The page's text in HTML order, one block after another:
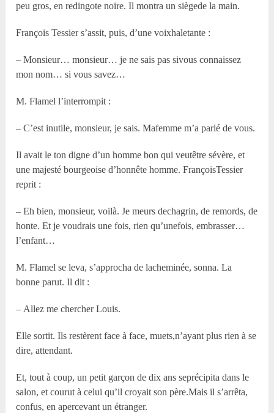
peu gros, en redingote noire. Il montra un siègede la main.
François Tessier s’assit, puis, d’une voixhaletante :
– Monsieur… monsieur… je ne sais pas sivous connaissez
mon nom… si vous savez…
M. Flamel l’interrompit :
– C’est inutile, monsieur, je sais. Mafemme m’a parlé de vous.
Il avait le ton digne d’un homme bon qui veutêtre sévère, et
une majesté bourgeoise d’honnête homme. FrançoisTessier
reprit :
– Eh bien, monsieur, voilà. Je meurs dechagrin, de remords, de
honte. Et je voudrais une fois, rien qu’unefois, embrasser…
l’enfant…
M. Flamel se leva, s’approcha de lacheminée, sonna. La
bonne parut. Il dit :
– Allez me chercher Louis.
Elle sortit. Ils restèrent face à face, muets,n’ayant plus rien à se
dire, attendant.
Et, tout à coup, un petit garçon de dix ans seprécipita dans le
salon, et courut à celui qu’il croyait son père.Mais il s’arrêta,
confus, en apercevant un étranger.